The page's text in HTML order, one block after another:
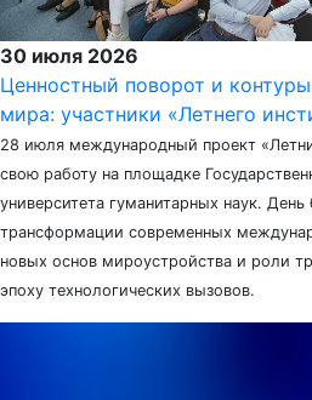
30 июля 2026
Ценностный поворот и
мира: участники «Летнего
28 июля международный проект
свою работу на площадке
университета гуманитарных наук.
трансформации современных
новых основ мироустройства и роли
эпоху технологических вызовов.